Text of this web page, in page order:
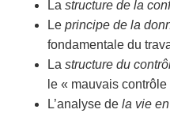
La structure de la
Le principe de la
fondamentale du
La structure du
le « mauvais
L’analyse de la vie